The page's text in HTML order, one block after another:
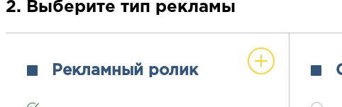
2. Выберите тип рекламы
Рекламный ролик